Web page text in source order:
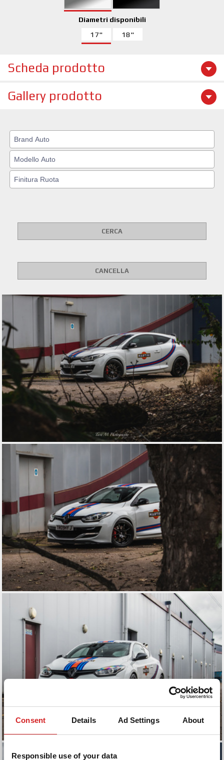
Consent Details Ad Settings About
Responsible use of your data
Diametri disponibili
17" 18"
Scheda prodotto
Gallery prodotto
CERCA
CANCELLA